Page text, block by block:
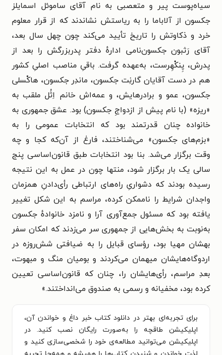
سیاه‌پوست پیر و متعصبی به نام آقای ساموئل اسمایلز
جکسون از آلاباما را به ریاستش نشاندند که از قرار معلوم
خرد و ذکاوتش را تاریخ تأیید می‌کند چون چهل سال بعد،
آقای رَثبون جکسون‌نامی ادارهٔ دفتر پدربزرگش را بعد از
پدرش، پِنکْهِرست، به‌عهده گرفت. باقیِ مناصب اصلیِ کشور
هم در دست آقایان گارنِت جکسون، ماندِر جکسون، هاکْسلی
جکسون، عمو و برادرهایش، و عمه‌اش خانم اِثُل ملقب به
«ریزه» (با نام پیش از ازدواجِ جکسون) بود. عشق جمهوری به
خانواده چنان قدرتمند بود که انتخابات عمومی را به
«بزم‌های جکسون» می‌شناختند، فارغ از آن‌که کجا و چه
وقت برگزار می‌شد. بنا بود انتخابات طبق قانون‌اساسی پنج
سالی یک بار برگزار شود، منتها چون در عمل به این نتیجه
رسیده بودند که دشواریِ راه‌های ارتباطی رأی‌دادنِ همزمان
واجدان شرایط را ناممکن کرده، مراسم به این شکل تغییر
یافته بود که مسئول جمع‌آوری آرا و نامزد خانوادهٔ جکسون
به‌نوبت به بخش‌هایی از جمهوری سر می‌زدند که امکان سفر
بهشان مهیا بود، رؤسای قبایل را به ضیافتی شش‌روزه در
اردوگاه‌هایشان میهمان می‌کردند و بومیان منگ و مبهوت،
بعدِ مراسم، رأی‌هایشان را، چنان که قانون‌اساسی تعیین
کرده بود، مخفیانه و رسمی به صندوق می‌انداختند.»
برای تجربه‌ای بهتر در دانلود کتاب خبر داغ و خواندن آن،
اپلیکیشن طاقچه را به‌صورت رایگان نصب کنید. در
اپلیکیشن می‌توانید مطالعه‌ی خود را شخصی‌سازی کنید و